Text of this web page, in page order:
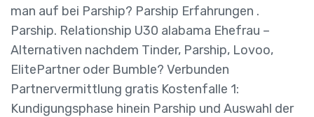
man auf bei Parship? Parship Erfahrungen .
Parship. Relationship U30 alabama Ehefrau –
Alternativen nachdem Tinder, Parship, Lovoo,
ElitePartner oder Bumble? Verbunden
Partnervermittlung gratis Kostenfalle 1:
Kundigungsphase hinein Parship und Auswahl der